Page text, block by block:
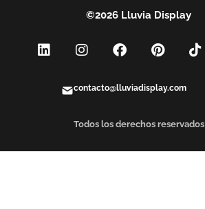
©2026 Lluvia Display
contacto@lluviadisplay.com
Todos los derechos reservados